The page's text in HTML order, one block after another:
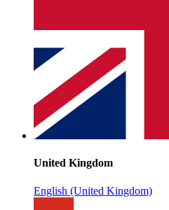
United Kingdom
English (United Kingdom)